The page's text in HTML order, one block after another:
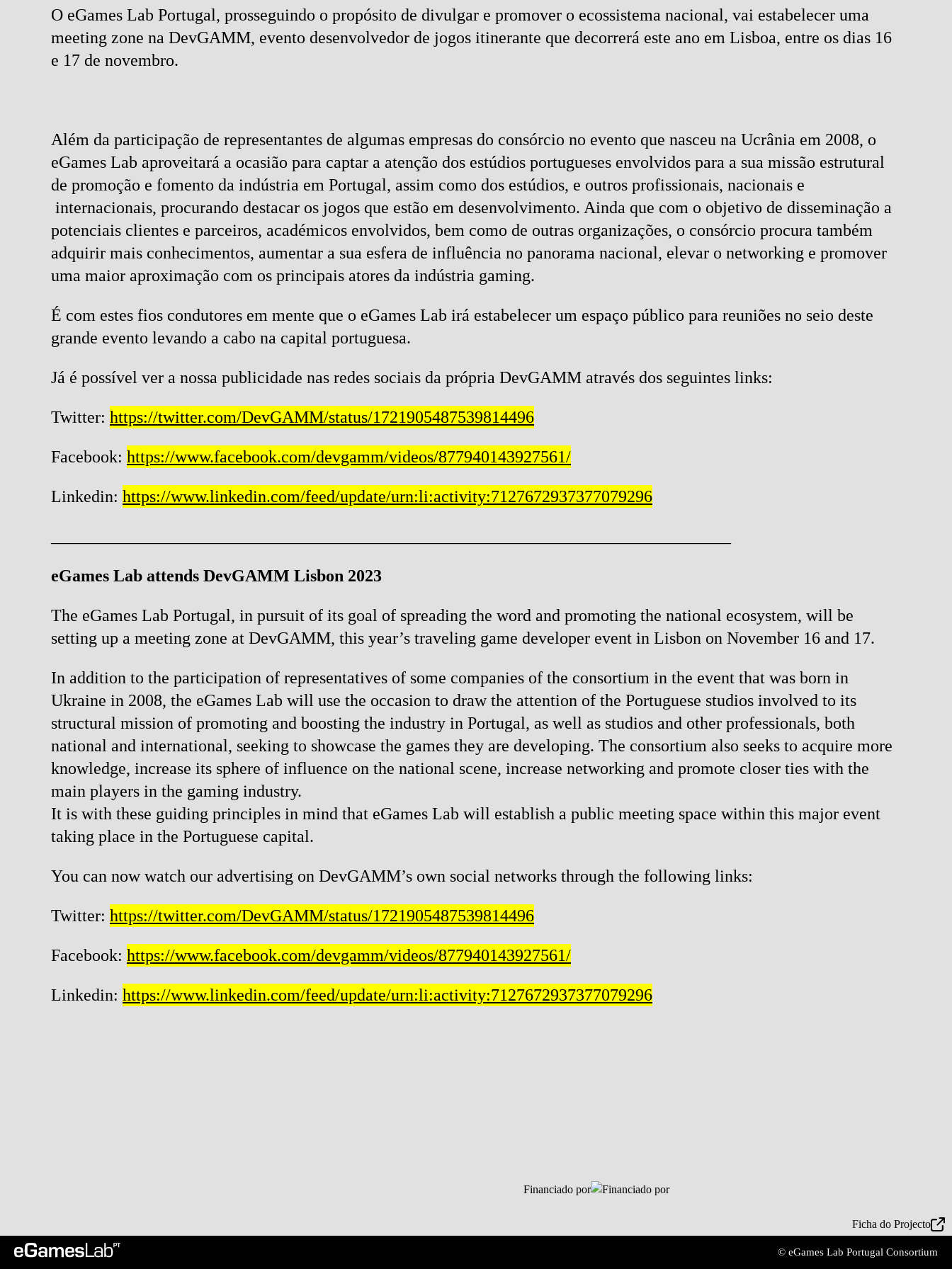
O eGames Lab Portugal, prosseguindo o propósito de divulgar e promover o ecossistema nacional, vai estabelecer uma
meeting zone na DevGAMM, evento desenvolvedor de jogos itinerante que decorrerá este ano em Lisboa, entre os dias 16
e 17 de novembro.
Além da participação de representantes de algumas empresas do consórcio no evento que nasceu na Ucrânia em 2008, o
eGames Lab aproveitará a ocasião para captar a atenção dos estúdios portugueses envolvidos para a sua missão estrutural
de promoção e fomento da indústria em Portugal, assim como dos estúdios, e outros profissionais, nacionais e
internacionais, procurando destacar os jogos que estão em desenvolvimento. Ainda que com o objetivo de disseminação a
potenciais clientes e parceiros, académicos envolvidos, bem como de outras organizações, o consórcio procura também
adquirir mais conhecimentos, aumentar a sua esfera de influência no panorama nacional, elevar o networking e promover
uma maior aproximação com os principais atores da indústria gaming.
É com estes fios condutores em mente que o eGames Lab irá estabelecer um espaço público para reuniões no seio deste
grande evento levando a cabo na capital portuguesa.
Já é possível ver a nossa publicidade nas redes sociais da própria DevGAMM através dos seguintes links:
Twitter: https://twitter.com/DevGAMM/status/1721905487539814496
Facebook: https://www.facebook.com/devgamm/videos/877940143927561/
Linkedin: https://www.linkedin.com/feed/update/urn:li:activity:7127672937377079296
eGames Lab attends DevGAMM Lisbon 2023
The eGames Lab Portugal, in pursuit of its goal of spreading the word and promoting the national ecosystem, will be
setting up a meeting zone at DevGAMM, this year’s traveling game developer event in Lisbon on November 16 and 17.
In addition to the participation of representatives of some companies of the consortium in the event that was born in
Ukraine in 2008, the eGames Lab will use the occasion to draw the attention of the Portuguese studios involved to its
structural mission of promoting and boosting the industry in Portugal, as well as studios and other professionals, both
national and international, seeking to showcase the games they are developing. The consortium also seeks to acquire more
knowledge, increase its sphere of influence on the national scene, increase networking and promote closer ties with the
main players in the gaming industry.
It is with these guiding principles in mind that eGames Lab will establish a public meeting space within this major event
taking place in the Portuguese capital.
You can now watch our advertising on DevGAMM’s own social networks through the following links:
Twitter: https://twitter.com/DevGAMM/status/1721905487539814496
Facebook: https://www.facebook.com/devgamm/videos/877940143927561/
Linkedin: https://www.linkedin.com/feed/update/urn:li:activity:7127672937377079296
Financiado por
Ficha do Projecto
© eGames Lab Portugal Consortium